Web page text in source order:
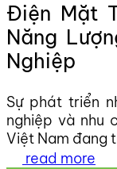
Điện Mặt
Năng
Nghiệp
Sự phát triển
nghiệp và nhu
Việt Nam đang
read more